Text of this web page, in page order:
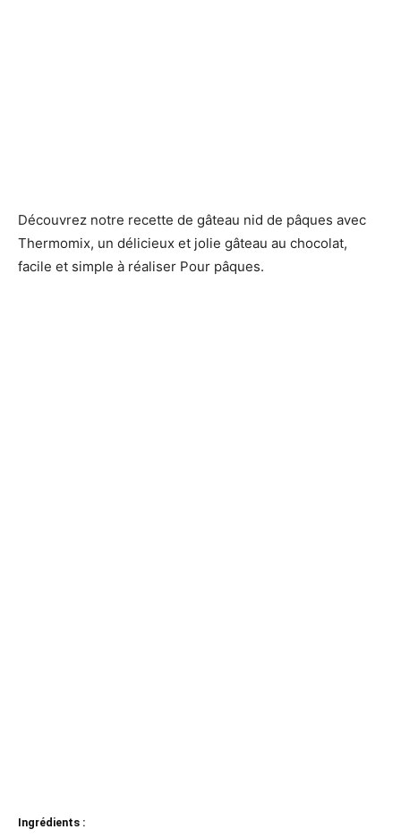
Découvrez notre recette de gâteau nid de pâques avec
Thermomix, un délicieux et jolie gâteau au chocolat,
facile et simple à réaliser Pour pâques.
Ingrédients :